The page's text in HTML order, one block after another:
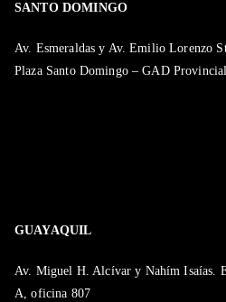
SANTO DOMINGO
Av. Esmeraldas y Av. Emilio Lorenzo
Plaza Santo Domingo – GAD
GUAYAQUIL
Av. Miguel H. Alcívar y Nahím Isaías.
A, oficina 807